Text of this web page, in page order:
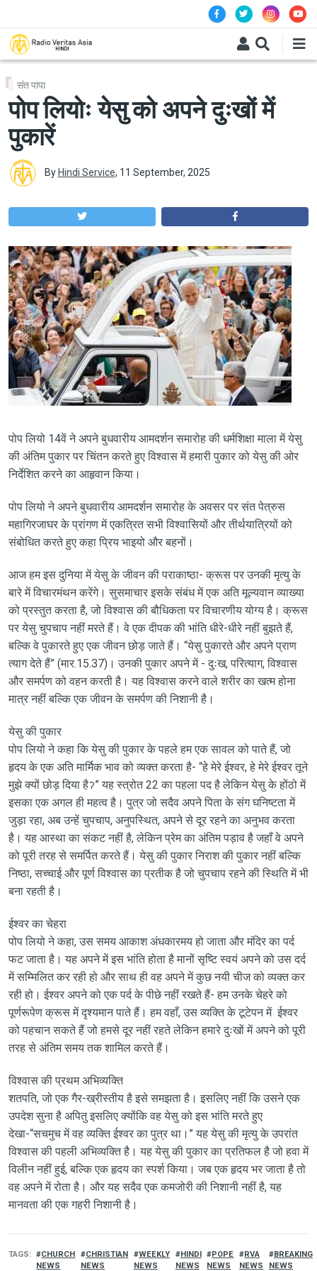
संत पापा
पोप लियोः येसु को अपने दुःखों में
पुकारें
By Hindi Service, 11 September, 2025
पोप लियो 14वें ने अपने बुधवारीय आमदर्शन समारोह की धर्मशिक्षा माला में येसु
की अंतिम पुकार पर चिंतन करते हुए विश्वास में हमारी पुकार को येसु की ओर
निर्देशित करने का आहृवान किया।
पोप लियो ने अपने बुधवारीय आमदर्शन समारोह के अवसर पर संत पेत्रुस
महागिरजाघर के प्रांगण में एकत्रित सभी विश्वासियों और तीर्थयात्रियों को
संबोधित करते हुए कहा प्रिय भाइयो और बहनों।
आज हम इस दुनिया में येसु के जीवन की पराकाष्ठा- क्रूस पर उनकी मृत्यु के
बारे में विचारमंथन करेंगे। सुसमाचार इसके संबंध में एक अति मूल्यवान व्याख्या
को प्रस्तुत करता है, जो विश्वास की बौधिकता पर विचारणीय योग्य है। क्रूस
पर येसु चुपचाप नहीं मरते हैं। वे एक दीपक की भांति धीरे-धीरे नहीं बुझते हैं,
बल्कि वे पुकारते हुए एक जीवन छोड़ जाते हैं। “येसु पुकारते और अपने प्राण
त्याग देते हैं” (मार.15.37)। उनकी पुकार अपने में - दुःख, परित्याग, विश्वास
और समर्पण को वहन करती है। यह विश्वास करने वाले शरीर का खत्म होना
मात्र नहीं बल्कि एक जीवन के समर्पण की निशानी है।
येसु की पुकार
पोप लियो ने कहा कि येसु की पुकार के पहले हम एक सावल को पाते हैं, जो
हृदय के एक अति मार्मिक भाव को व्यक्त करता है- “हे मेरे ईश्वर, हे मेरे ईश्वर तूने
मुझे क्यों छोड़ दिया हैॽ” यह स्त्रोत 22 का पहला पद है लेकिन येसु के होंठो में
इसका एक अगल ही महत्व है। पुत्र जो सदैव अपने पिता के संग घनिष्टता में
जुड़ा रहा, अब उन्हें चुपचाप, अनुपस्थित, अपने से दूर रहने का अनुभव करता
है। यह आस्था का संकट नहीं है, लेकिन प्रेम का अंतिम पड़ाव है जहाँ वे अपने
को पूरी तरह से समर्पित करते हैं। येसु की पुकार निराश की पुकार नहीं बल्कि
निष्ठा, सच्चाई और पूर्ण विश्वास का प्रतीक है जो चुपचाप रहने की स्थिति में भी
बना रहती है।
ईश्वर का चेहरा
पोप लियो ने कहा, उस समय आकाश अंधकारमय हो जाता और मंदिर का पर्द
फट जाता है। यह अपने में इस भांति होता है मानों सृष्टि स्वयं अपने को उस दर्द
में सम्मिलित कर रही हो और साथ ही वह अपने में कुछ नयी चीज को व्यक्त कर
रही हो। ईश्वर अपने को एक पर्द के पीछे नहीं रखते हैं- हम उनके चेहरे को
पूर्णरूपेण क्रूस में दृश्यमान पाते हैं। हम वहाँ, उस व्यक्ति के टूटेपन में ईश्वर
को पहचान सकते हैं जो हमसे दूर नहीं रहते लेकिन हमारे दुःखों में अपने को पूरी
तरह से अंतिम समय तक शामिल करते हैं।
विश्वास की प्रथम अभिव्यक्ति
शतपति, जो एक गैर-ख्रीस्तीय है इसे समझता है। इसलिए नहीं कि उसने एक
उपदेश सुना है अपितु इसलिए क्योंकि वह येसु को इस भांति मरते हुए
देखा-“सचमुच में वह व्यक्ति ईश्वर का पुत्र था।” यह येसु की मृत्यु के उपरांत
विश्वास की पहली अभिव्यक्ति है। यह येसु की पुकार का प्रतिफल है जो हवा में
विलीन नहीं हुई, बल्कि एक हृदय का स्पर्श किया। जब एक हृदय भर जाता है तो
वह अपने में रोता है। और यह सदैव एक कमजोरी की निशानी नहीं है, यह
मानवता की एक गहरी निशानी है।
TAGS
CHURCH
NEWS
CHRISTIAN
NEWS
WEEKLY
NEWS
HINDI
NEWS
POPE
NEWS
RVA
NEWS
BREAKING
NEWS